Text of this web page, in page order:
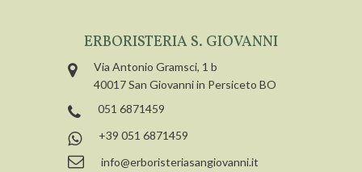
ERBORISTERIA S. GIOVANNI
Via Antonio Gramsci, 1 b
40017 San Giovanni in Persiceto BO
051 6871459
+39 051 6871459
info@erboristeriasangiovanni.it